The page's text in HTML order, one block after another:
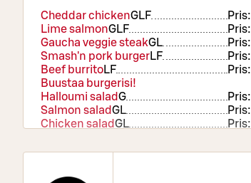
Cheddar chickenGLF Pris:
Lime salmonGLF Pris:
Gaucha veggie steakGL Pris:
Smash'n pork burgerLF Pris:
Beef burritoLF Pris:
Buustaa burgerisi!
Halloumi saladG Pris:
Salmon saladGL Pris:
Chicken saladGL Pris: